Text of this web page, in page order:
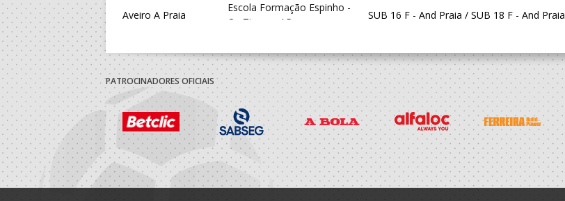
Aveiro A Praia
Escola Formação Espinho -
Os Tigres - AP
SUB 16 F - And Praia / SUB 18 F - And Praia
A.A. Porto
Marinha
SUB-16 F / SUB-18 F
F.A.P.
Selecções Nacionais
Femininas
SUB-16 F
A.A. Porto
Clube Andebol S. Felix
Marinha
SUB-18 F / Seniores F
2022/23
PATROCINADORES OFICIAIS